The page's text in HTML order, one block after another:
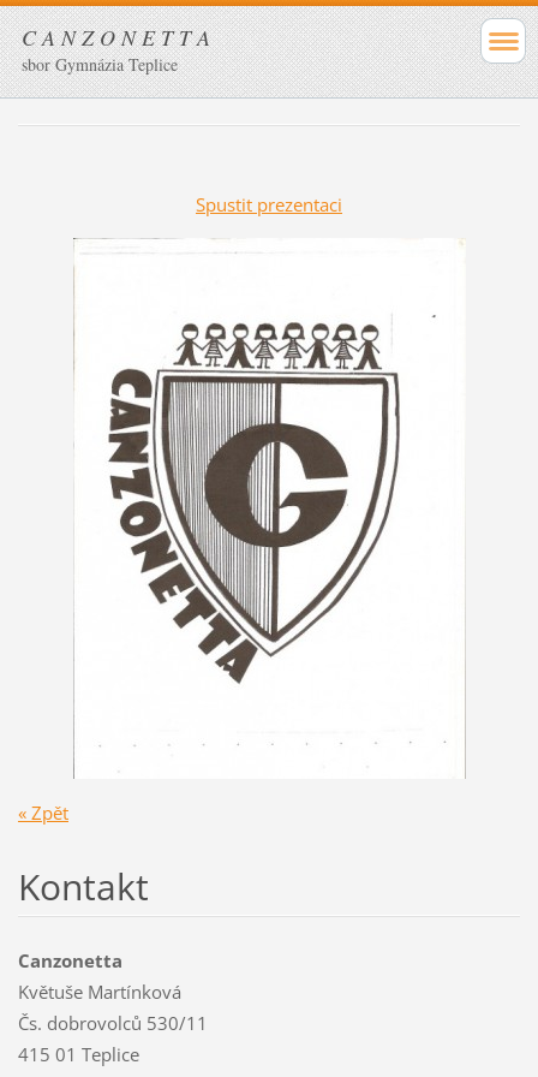
C A N Z O N E T T A
sbor Gymnázia Teplice
Spustit prezentaci
« Zpět
Kontakt
Canzonetta
Květuše Martínková
Čs. dobrovolců 530/11
415 01 Teplice